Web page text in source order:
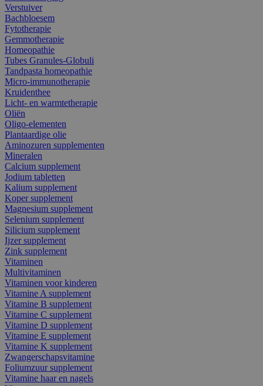
Verstuiver
Bachbloesem
Fytotherapie
Gemmotherapie
Homeopathie
Tubes Granules-Globuli
Tandpasta homeopathie
Micro-immunotherapie
Kruidenthee
Licht- en warmtetherapie
Oliën
Oligo-elementen
Plantaardige olie
Aminozuren supplementen
Mineralen
Calcium supplement
Jodium tabletten
Kalium supplement
Koper supplement
Magnesium supplement
Selenium supplement
Silicium supplement
Ijzer supplement
Zink supplement
Vitaminen
Multivitaminen
Vitaminen voor kinderen
Vitamine A supplement
Vitamine B supplement
Vitamine C supplement
Vitamine D supplement
Vitamine E supplement
Vitamine K supplement
Zwangerschapsvitamine
Foliumzuur supplement
Vitamine haar en nagels